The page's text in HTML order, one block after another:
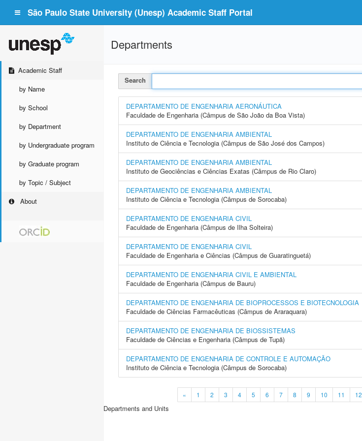
São Paulo State University (Unesp) Academic Staff Portal
Academic Staff
by Name
by School
by Department
by Undergraduate program
by Graduate program
by Topic / Subject
About
Departments
Search
DEPARTAMENTO DE ENGENHARIA AERONÁUTICA
Faculdade de Engenharia (Câmpus de São João da Boa Vista)
DEPARTAMENTO DE ENGENHARIA AMBIENTAL
Instituto de Ciência e Tecnologia (Câmpus de São José dos Campos)
DEPARTAMENTO DE ENGENHARIA AMBIENTAL
Instituto de Geociências e Ciências Exatas (Câmpus de Rio Claro)
DEPARTAMENTO DE ENGENHARIA AMBIENTAL
Instituto de Ciência e Tecnologia (Câmpus de Sorocaba)
DEPARTAMENTO DE ENGENHARIA CIVIL
Faculdade de Engenharia (Câmpus de Ilha Solteira)
DEPARTAMENTO DE ENGENHARIA CIVIL
Faculdade de Engenharia e Ciências (Câmpus de Guaratinguetá)
DEPARTAMENTO DE ENGENHARIA CIVIL E AMBIENTAL
Faculdade de Engenharia (Câmpus de Bauru)
DEPARTAMENTO DE ENGENHARIA DE BIOPROCESSOS E BIOTECNOLOGIA
Faculdade de Ciências Farmacêuticas (Câmpus de Araraquara)
DEPARTAMENTO DE ENGENHARIA DE BIOSSISTEMAS
Faculdade de Ciências e Engenharia (Câmpus de Tupã)
DEPARTAMENTO DE ENGENHARIA DE CONTROLE E AUTOMAÇÃO
Instituto de Ciência e Tecnologia (Câmpus de Sorocaba)
« 1 2 3 4 5 6 7 8 9 10 11 12
Departments and Units